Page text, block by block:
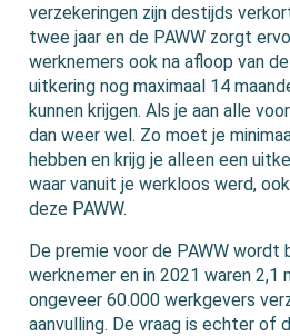
verzekeringen zijn destijds
twee jaar en de PAWW zorgt
werknemers ook na afloop van
uitkering nog maximaal 14
kunnen krijgen. Als je aan alle
dan weer wel. Zo moet je
hebben en krijg je alleen een
waar vanuit je werkloos werd,
deze PAWW.
De premie voor de PAWW wordt
werknemer en in 2021 waren 2,1
ongeveer 60.000 werkgevers
aanvulling. De vraag is echter of